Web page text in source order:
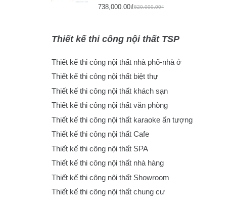
5.00out820,000.00₫
738,000.00₫
Thiết kế thi công nội thất TSP
Thiết kế thi công nội thất nhà phố-nhà ở
Thiết kế thi công nội thất biệt thự
Thiết kế thi công nội thất khách sạn
Thiết kế thi công nội thất văn phòng
Thiết kế thi công nội thất karaoke ấn tượng
Thiết kế thi công nội thất Cafe
Thiết kế thi công nội thất SPA
Thiết kế thi công nội thất nhà hàng
Thiết kế thi công nội thất Showroom
Thiết kế thi công nội thất chung cư